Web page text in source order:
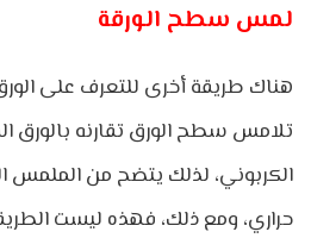
لمس سطح الورقة
هناك طريقة أخرى للتعرف على
تلامس سطح الورق تقارنه بالورق
الكربوني، لذلك يتضح من الملمس
حراري، ومع ذلك، فهذه ليست